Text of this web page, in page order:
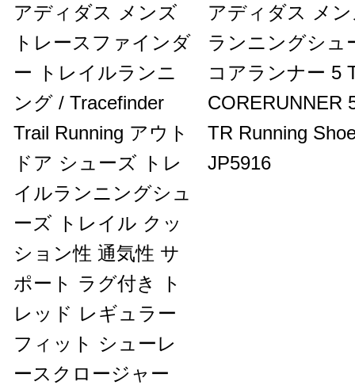
アディダス メンズ
トレースファインダ
ー トレイルランニ
ング / Tracefinder
Trail Running アウト
ドア シューズ トレ
イルランニングシュ
ーズ トレイル クッ
ション性 通気性 サ
ポート ラグ付き ト
レッド レギュラー
フィット シューレ
ースクロージャー
アディダス メ
ランニングシュ
コアランナー 5
CORERUNNER
TR Running
JP5916